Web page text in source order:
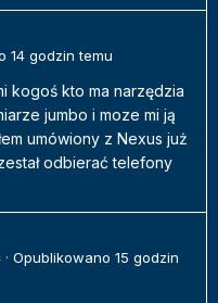
14 godzin temu
kogoś kto ma narzędzia
jumbo i moze mi ją
umówiony z Nexus już
odbierać telefony
· Opublikowano 15 godzin